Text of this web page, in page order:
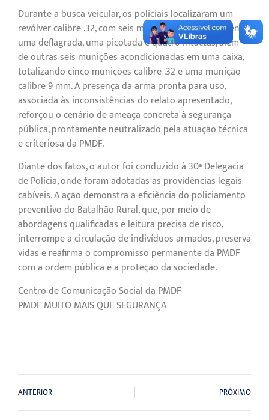
Durante a busca veicular, os policiais localizaram um
revólver calibre .32, com seis munições no tambor, sendo
uma deflagrada, uma picotada e quatro intactas, além
de outras seis munições acondicionadas em uma caixa,
totalizando cinco munições calibre .32 e uma munição
calibre 9 mm. A presença da arma pronta para uso,
associada às inconsistências do relato apresentado,
reforçou o cenário de ameaça concreta à segurança
pública, prontamente neutralizado pela atuação técnica
e criteriosa da PMDF.
Diante dos fatos, o autor foi conduzido à 30ª Delegacia
de Polícia, onde foram adotadas as providências legais
cabíveis. A ação demonstra a eficiência do policiamento
preventivo do Batalhão Rural, que, por meio de
abordagens qualificadas e leitura precisa de risco,
interrompe a circulação de indivíduos armados, preserva
vidas e reafirma o compromisso permanente da PMDF
com a ordem pública e a proteção da sociedade.
Centro de Comunicação Social da PMDF
PMDF MUITO MAIS QUE SEGURANÇA
ANTERIOR PRÓXIMO